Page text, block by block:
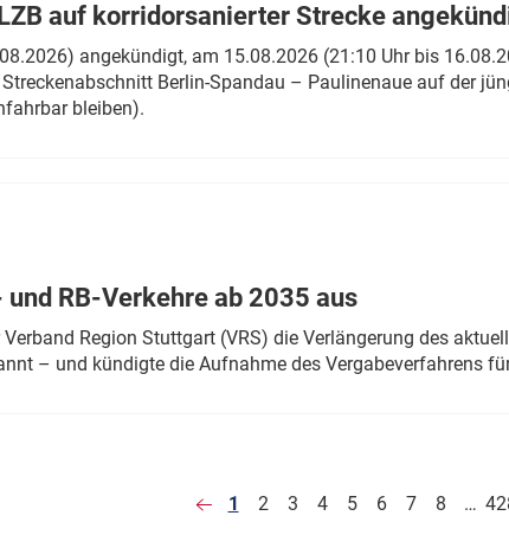
auf korridorsanierter Strecke
angekündigt, am 15.08.2026 (21:10 Uhr bis
Berlin-Spandau – Paulinenaue auf der
bleiben).
und RB-Verkehre ab 2035 aus
Region Stuttgart (VRS) die Verlängerung des
– und kündigte die Aufnahme des Vergabeverfahrens
1 2 3 4 5 6 7 8 …